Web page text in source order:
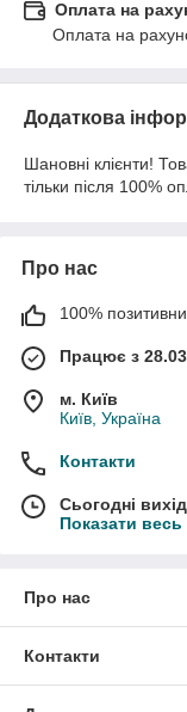
Оплата на
Оплата на
Додаткова
Шановні клієнти!
тільки після 100%
Про нас
100%
Працює з
м. Київ
Київ, Україна
Контакти
Сьогодні
Показати
Про нас
Контакти